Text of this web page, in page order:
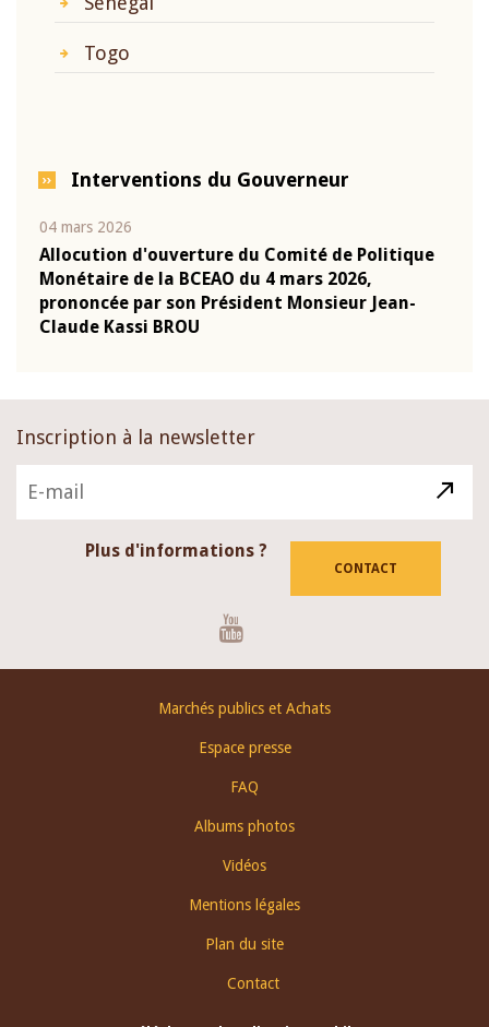
Togo
Interventions du Gouverneur
04 mars 2026
Allocution d'ouverture du Comité de Politique
Monétaire de la BCEAO du 4 mars 2026,
prononcée par son Président Monsieur Jean-
Claude Kassi BROU
Inscription à la newsletter
Plus d'informations ?
CONTACT
Marchés publics et Achats
Espace presse
FAQ
Albums photos
Vidéos
Mentions légales
Plan du site
Contact